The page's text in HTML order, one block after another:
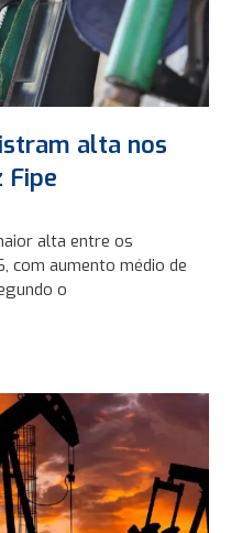
alta nos
Fipe
alta entre os
com aumento médio de
o